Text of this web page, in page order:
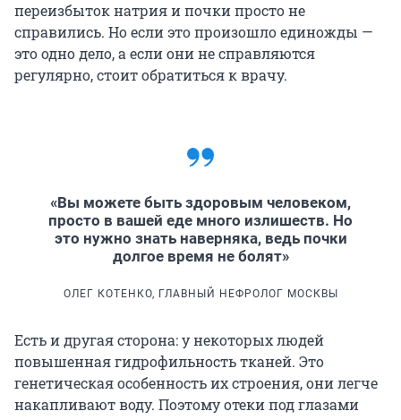
переизбыток натрия и почки просто не
справились. Но если это произошло единожды —
это одно дело, а если они не справляются
регулярно, стоит обратиться к врачу.
«Вы можете быть здоровым человеком,
просто в вашей еде много излишеств. Но
это нужно знать наверняка, ведь почки
долгое время не болят»
ОЛЕГ КОТЕНКО, ГЛАВНЫЙ НЕФРОЛОГ МОСКВЫ
Есть и другая сторона: у некоторых людей
повышенная гидрофильность тканей. Это
генетическая особенность их строения, они легче
накапливают воду. Поэтому отеки под глазами